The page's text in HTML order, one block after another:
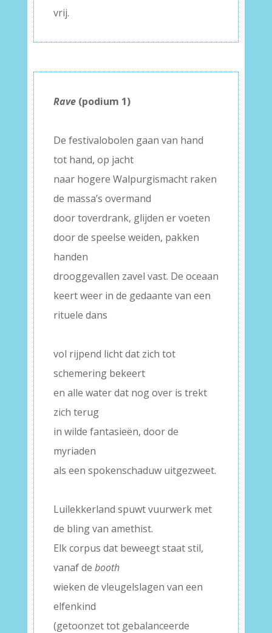
vrij.
Rave (podium 1)
De festivalobolen gaan van hand
tot hand, op jacht
naar hogere Walpurgismacht raken
de massa’s overmand
door toverdrank, glijden er voeten
door de speelse weiden, pakken
handen
drooggevallen zavel vast. De oceaan
keert weer in de gedaante van een
rituele dans
vol rijpend licht dat zich tot
schemering bekeert
en alle water dat nog over is trekt
zich terug
in wilde fantasieën, door de
myriaden
als een spokenschaduw uitgezweet.
Luilekkerland spuwt vuurwerk met
de bling van amethist.
Elk corpus dat beweegt staat stil,
vanaf de booth
wieken de vleugelslagen van een
elfenkind
(getoonzet tot gebalanceerde